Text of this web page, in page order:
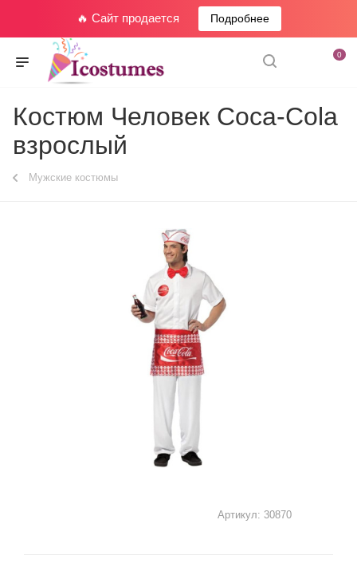
🔥 Сайт продается Подробнее
0
Костюм Человек Coca-Cola
взрослый
Мужские костюмы
Артикул: 30870